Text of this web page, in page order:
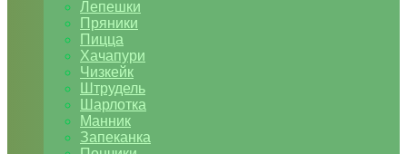
Лепешки
Пряники
Пицца
Хачапури
Чизкейк
Штрудель
Шарлотка
Манник
Запеканка